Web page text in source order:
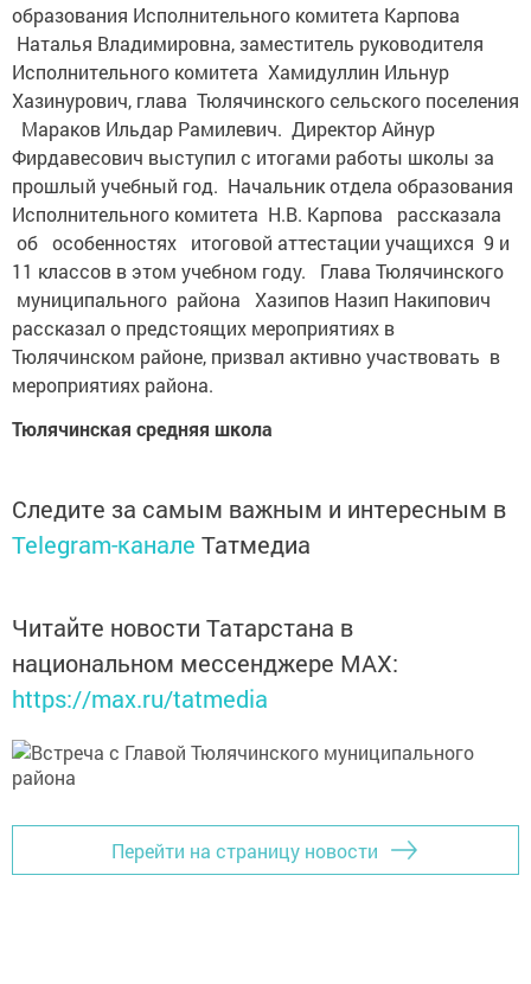
образования Исполнительного комитета Карпова
Наталья Владимировна, заместитель руководителя
Исполнительного комитета Хамидуллин Ильнур
Хазинурович, глава Тюлячинского сельского поселения
Мараков Ильдар Рамилевич. Директор Айнур
Фирдавесович выступил с итогами работы школы за
прошлый учебный год. Начальник отдела образования
Исполнительного комитета Н.В. Карпова рассказала
об особенностях итоговой аттестации учащихся 9 и
11 классов в этом учебном году. Глава Тюлячинского
муниципального района Хазипов Назип Накипович
рассказал о предстоящих мероприятиях в
Тюлячинском районе, призвал активно участвовать в
мероприятиях района.
Тюлячинская средняя школа
Следите за самым важным и интересным в
Telegram-канале Татмедиа
Читайте новости Татарстана в
национальном мессенджере MАХ:
https://max.ru/tatmedia
Перейти на страницу новости